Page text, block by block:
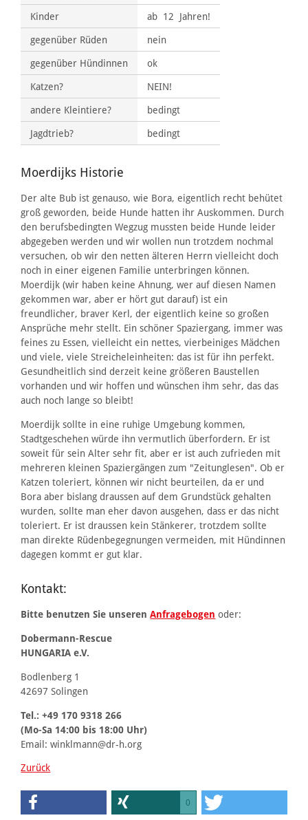
Kinder
ab 12 Jahren!
gegenüber Rüden
nein
gegenüber Hündinnen
ok
Katzen?
NEIN!
andere Kleintiere?
bedingt
Jagdtrieb?
bedingt
Moerdijks Historie
Der alte Bub ist genauso, wie Bora, eigentlich recht behütet
groß geworden, beide Hunde hatten ihr Auskommen. Durch
den berufsbedingten Wegzug mussten beide Hunde leider
abgegeben werden und wir wollen nun trotzdem nochmal
versuchen, ob wir den netten älteren Herrn vielleicht doch
noch in einer eigenen Familie unterbringen können.
Moerdijk (wir haben keine Ahnung, wer auf diesen Namen
gekommen war, aber er hört gut darauf) ist ein
freundlicher, braver Kerl, der eigentlich keine so großen
Ansprüche mehr stellt. Ein schöner Spaziergang, immer was
feines zu Essen, vielleicht ein nettes, vierbeiniges Mädchen
und viele, viele Streicheleinheiten: das ist für ihn perfekt.
Gesundheitlich sind derzeit keine größeren Baustellen
vorhanden und wir hoffen und wünschen ihm sehr, das das
auch noch lange so bleibt!
Moerdijk sollte in eine ruhige Umgebung kommen,
Stadtgeschehen würde ihn vermutlich überfordern. Er ist
soweit für sein Alter sehr fit, aber er ist auch zufrieden mit
mehreren kleinen Spaziergängen zum "Zeitunglesen". Ob er
Katzen toleriert, können wir nicht beurteilen, da er und
Bora aber bislang draussen auf dem Grundstück gehalten
wurden, sollte man eher davon ausgehen, dass er das nicht
toleriert. Er ist draussen kein Stänkerer, trotzdem sollte
man direkte Rüdenbegegnungen vermeiden, mit Hündinnen
dagegen kommt er gut klar.
Kontakt:
Bitte benutzen Sie unserenAnfragebogen oder:
Dobermann-Rescue
HUNGARIA e.V.
Bodlenberg 1
42697 Solingen
Tel.: +49 170 9318 266
(Mo-Sa 14:00 bis 18:00 Uhr)
Email: winklmann@dr-h.org
Zurück
0